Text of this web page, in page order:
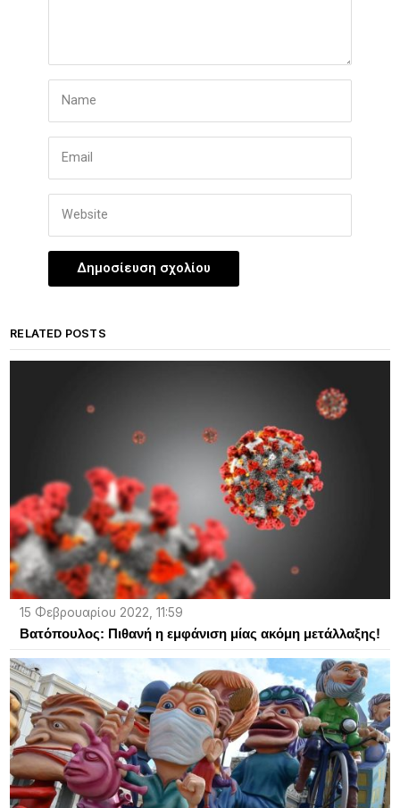
RELATED POSTS
15 Φεβρουαρίου 2022, 11:59
Βατόπουλος: Πιθανή η εμφάνιση μίας ακόμη μετάλλαξης!